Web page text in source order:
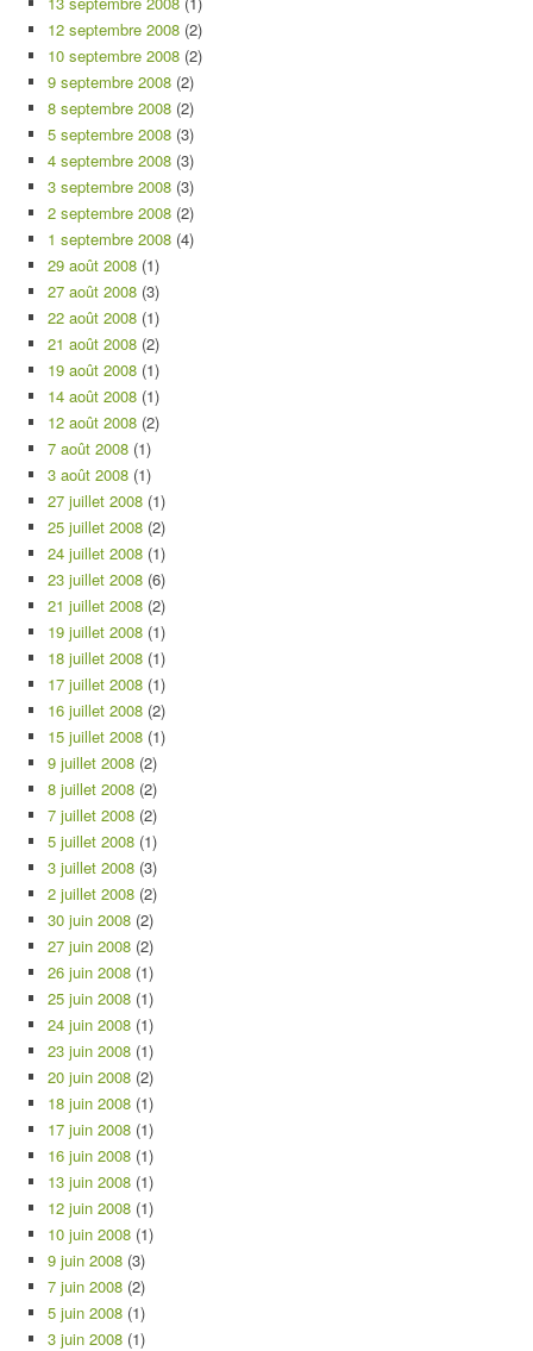
12 septembre 2008 (2)
10 septembre 2008 (2)
9 septembre 2008 (2)
8 septembre 2008 (2)
5 septembre 2008 (3)
4 septembre 2008 (3)
3 septembre 2008 (3)
2 septembre 2008 (2)
1 septembre 2008 (4)
29 août 2008 (1)
27 août 2008 (3)
22 août 2008 (1)
21 août 2008 (2)
19 août 2008 (1)
14 août 2008 (1)
12 août 2008 (2)
7 août 2008 (1)
3 août 2008 (1)
27 juillet 2008 (1)
25 juillet 2008 (2)
24 juillet 2008 (1)
23 juillet 2008 (6)
21 juillet 2008 (2)
19 juillet 2008 (1)
18 juillet 2008 (1)
17 juillet 2008 (1)
16 juillet 2008 (2)
15 juillet 2008 (1)
9 juillet 2008 (2)
8 juillet 2008 (2)
7 juillet 2008 (2)
5 juillet 2008 (1)
3 juillet 2008 (3)
2 juillet 2008 (2)
30 juin 2008 (2)
27 juin 2008 (2)
26 juin 2008 (1)
25 juin 2008 (1)
24 juin 2008 (1)
23 juin 2008 (1)
20 juin 2008 (2)
18 juin 2008 (1)
17 juin 2008 (1)
16 juin 2008 (1)
13 juin 2008 (1)
12 juin 2008 (1)
10 juin 2008 (1)
9 juin 2008 (3)
7 juin 2008 (2)
5 juin 2008 (1)
3 juin 2008 (1)